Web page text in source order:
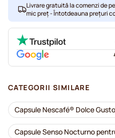
Livrare gratuită la comenzi de
mic preț - Întotdeauna prețuri
CATEGORII SIMILARE
Capsule Nescafé® Dolce
Capsule Senso Nocturno